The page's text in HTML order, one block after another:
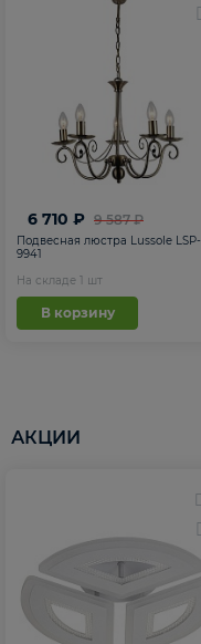
9 587 ₽
6 710 ₽
Подвесная люстра Lussole LSP-
9941
На складе 1 шт
В корзину
АКЦИИ